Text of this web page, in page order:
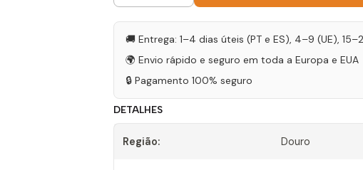
🚚 Entrega: 1–4 dias úteis (PT e ES), 4–9 (UE),
🌍 Envio rápido e seguro em toda a Europa e EUA
🔒 Pagamento 100% seguro
DETALHES
Região: Douro